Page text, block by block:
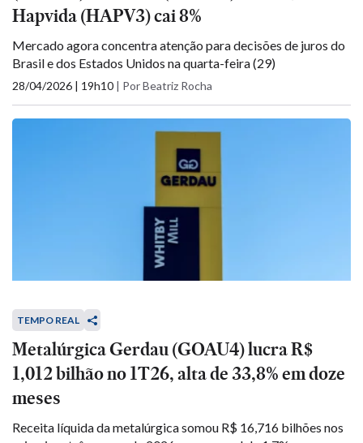
Hapvida (HAPV3) cai 8%
Mercado agora concentra atenção para decisões de juros do
Brasil e dos Estados Unidos na quarta-feira (29)
28/04/2026 | 19h10 | Por Beatriz Rocha
TEMPO REAL
Metalúrgica Gerdau (GOAU4) lucra R$
1,012 bilhão no 1T26, alta de 33,8% em doze
meses
Receita líquida da metalúrgica somou R$ 16,716 bilhões nos